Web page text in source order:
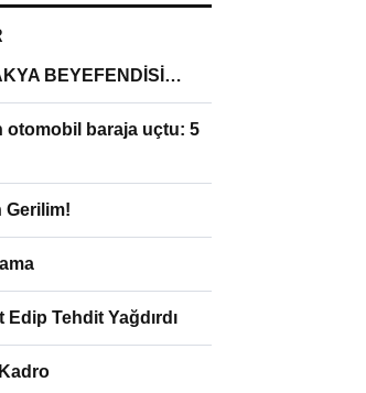
BEYEFENDİSİ…
otomobil baraja uçtu: 5
Gerilim!
Edip Tehdit Yağdırdı